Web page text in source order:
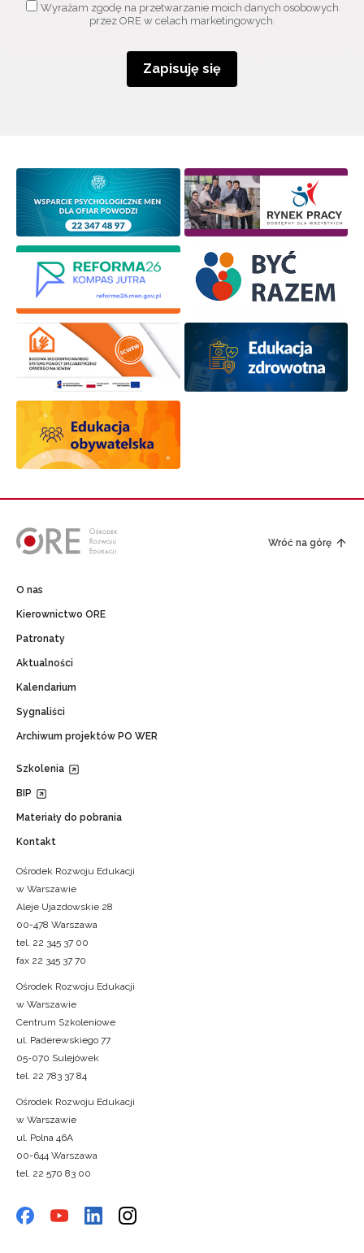
Wyrażam zgodę na przetwarzanie moich danych osobowych
przez ORE w celach marketingowych.
Zapisuję się
Wróć na górę
O nas
Kierownictwo ORE
Patronaty
Aktualności
Kalendarium
Sygnaliści
Archiwum projektów PO WER
Szkolenia
BIP
Materiały do pobrania
Kontakt
Ośrodek Rozwoju Edukacji
w Warszawie
Aleje Ujazdowskie 28
00-478 Warszawa
tel. 22 345 37 00
fax 22 345 37 70
Ośrodek Rozwoju Edukacji
w Warszawie
Centrum Szkoleniowe
ul. Paderewskiego 77
05-070 Sulejówek
tel. 22 783 37 84
Ośrodek Rozwoju Edukacji
w Warszawie
ul. Polna 46A
00-644 Warszawa
tel. 22 570 83 00